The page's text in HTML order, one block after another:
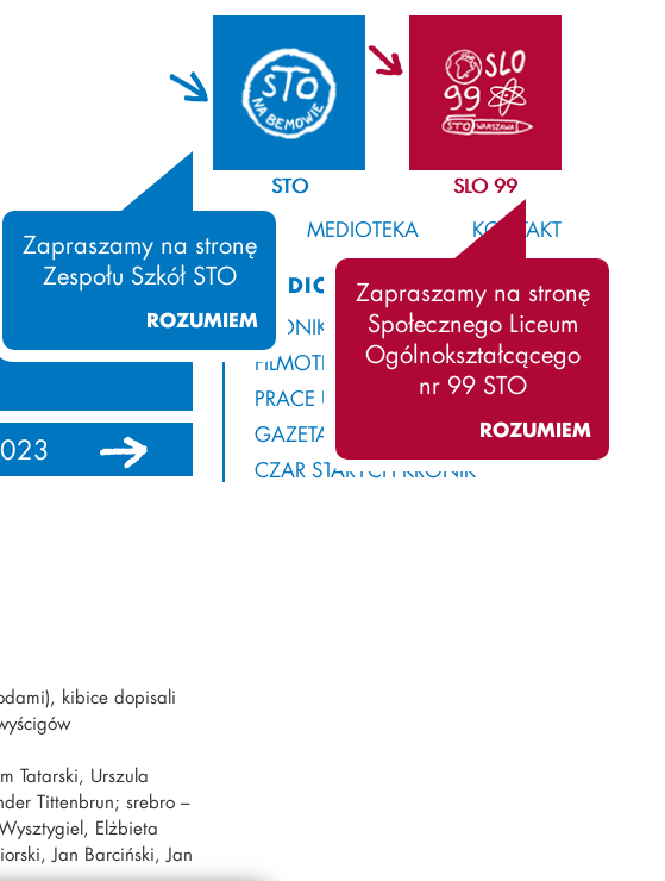
STO
Zapraszamy na stronę
Zespołu Szkół STO
ROZUMIEM
SLO 99
Zapraszamy na stronę
Społecznego Liceum
Ogólnokształcącego
nr 99 STO
ROZUMIEM
ZESPÓŁ MEDIOTEKA KONTAKT
2021/2022 2020/2021 2019/2020
kibice dopisali
Tatarski, Urszula
Tittenbrun; srebro –
Elżbieta
Jan Barciński, Jan
MEDIOTEKA
KRONIKA
FILMOTEKA
PRACE UCZNIÓW
GAZETA Z ROGAMI
CZAR STARYCH KRONIK